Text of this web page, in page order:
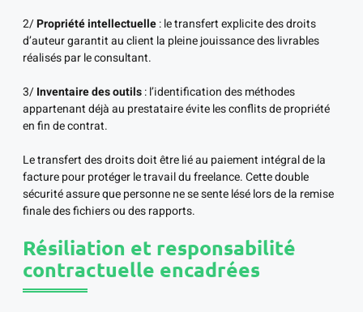
2/Propriété intellectuelle: le transfert explicite des droits
d’auteur garantit au client la pleine jouissance des livrables
réalisés par le consultant.
3/Inventaire des outils: l’identification des méthodes
appartenant déjà au prestataire évite les conflits de propriété
en fin de contrat.
Le transfert des droits doit être lié au paiement intégral de la
facture pour protéger le travail du freelance. Cette double
sécurité assure que personne ne se sente lésé lors de la remise
finale des fichiers ou des rapports.
Résiliation et responsabilité
contractuelle encadrées